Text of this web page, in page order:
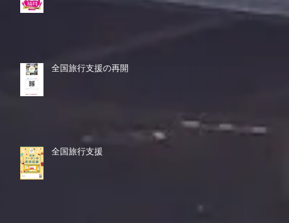
全国旅行支援の再開
全国旅行支援